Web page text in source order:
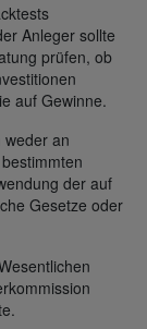
Anleger sollte
prüfen, ob
auf Gewinne.
weder an
der auf
Gesetze oder